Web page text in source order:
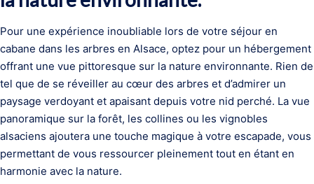
Pour une expérience inoubliable lors de votre séjour en
cabane dans les arbres en Alsace, optez pour un hébergement
offrant une vue pittoresque sur la nature environnante. Rien de
tel que de se réveiller au cœur des arbres et d’admirer un
paysage verdoyant et apaisant depuis votre nid perché. La vue
panoramique sur la forêt, les collines ou les vignobles
alsaciens ajoutera une touche magique à votre escapade, vous
permettant de vous ressourcer pleinement tout en étant en
harmonie avec la nature.